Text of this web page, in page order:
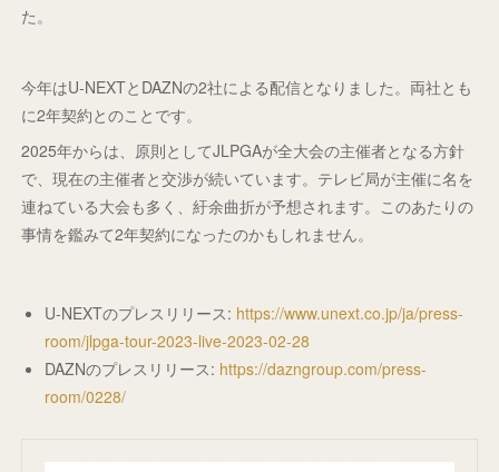
た。
今年はU-NEXTとDAZNの2社による配信となりました。両社とも
に2年契約とのことです。
2025年からは、原則としてJLPGAが全大会の主催者となる方針
で、現在の主催者と交渉が続いています。テレビ局が主催に名を
連ねている大会も多く、紆余曲折が予想されます。このあたりの
事情を鑑みて2年契約になったのかもしれません。
U-NEXTのプレスリリース: https://www.unext.co.jp/ja/press-
room/jlpga-tour-2023-live-2023-02-28
DAZNのプレスリリース: https://dazngroup.com/press-
room/0228/